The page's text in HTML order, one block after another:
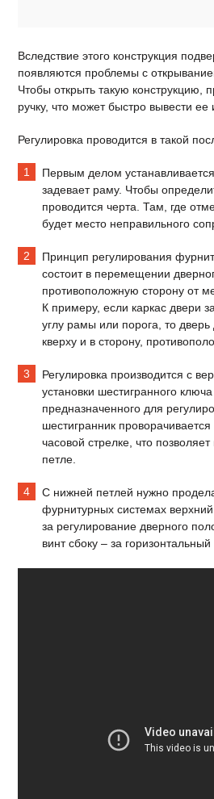
Вследствие этого конструкция
появляются проблемы с
Чтобы открыть такую конструкцию,
ручку, что может быстро вывести ее
Регулировка проводится в такой
Первым делом
задевает раму. Чтобы
проводится черта. Там, где
будет место неправильного
Принцип регулирования
состоит в перемещении
противоположную сторону от
К примеру, если каркас двери
углу рамы или порога, то
кверху и в сторону,
Регулировка производится с
установки шестигранного
предназначенного для
шестигранник
часовой стрелке, что позволяет
петле.
С нижней петлей нужно
фурнитурных системах
за регулирование дверного
винт сбоку – за горизонтальный